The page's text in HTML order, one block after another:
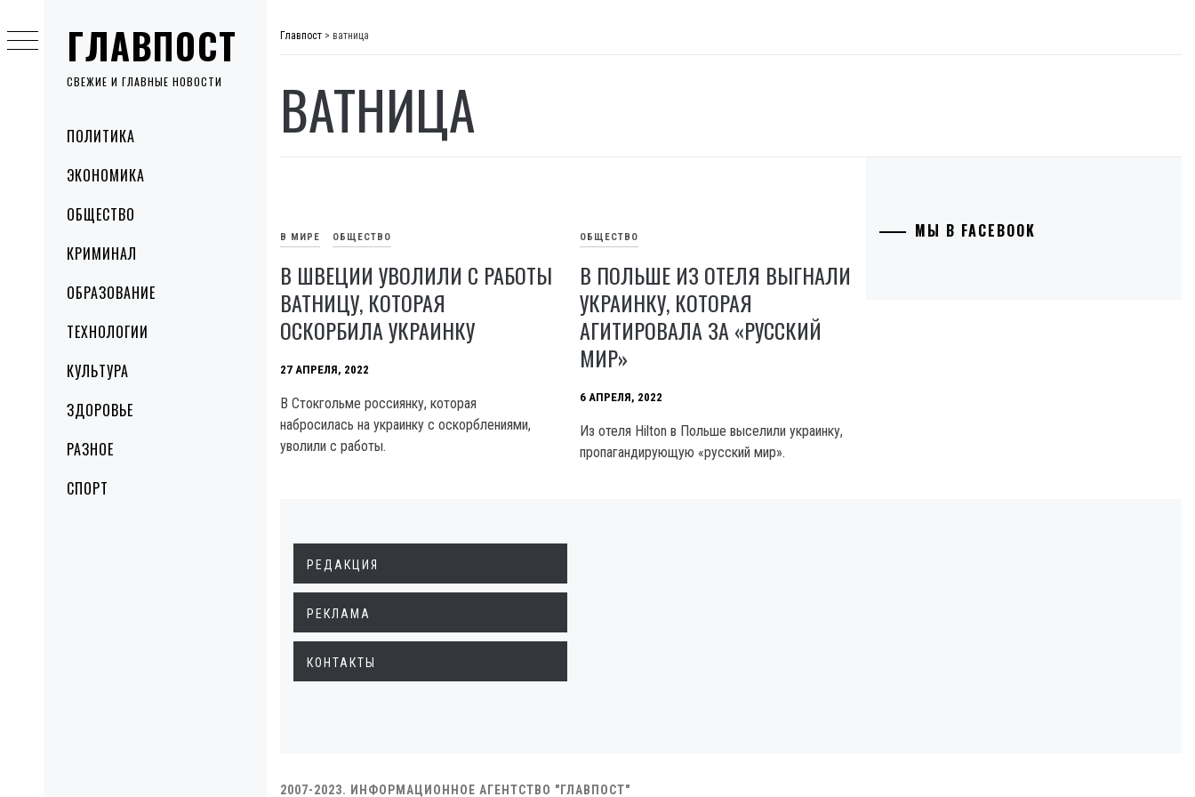
ГЛАВПОСТ
СВЕЖИЕ И ГЛАВНЫЕ НОВОСТИ
MenuПОЛИТИКА
ЭКОНОМИКА
ОБЩЕСТВО
КРИМИНАЛ
ОБРАЗОВАНИЕ
ТЕХНОЛОГИИ
КУЛЬТУРА
ЗДОРОВЬЕ
РАЗНОЕ
СПОРТ
to
content
Главпост > ватница
ВАТНИЦА
В МИРЕ ОБЩЕСТВО
В ШВЕЦИИ УВОЛИЛИ С РАБОТЫ
ВАТНИЦУ, КОТОРАЯ
ОСКОРБИЛА УКРАИНКУ
27 АПРЕЛЯ, 2022
В Стокгольме россиянку, которая
набросилась на украинку с оскорблениями,
уволили с работы.
ОБЩЕСТВО
В ПОЛЬШЕ ИЗ ОТЕЛЯ ВЫГНАЛИ
УКРАИНКУ, КОТОРАЯ
АГИТИРОВАЛА ЗА «РУССКИЙ
МИР»
6 АПРЕЛЯ, 2022
Из отеля Hilton в Польше выселили украинку,
пропагандирующую «русский мир».
МЫ В FACEBOOK
РЕДАКЦИЯ
РЕКЛАМА
КОНТАКТЫ
2007-2023. ИНФОРМАЦИОННОЕ АГЕНТСТВО "ГЛАВПОСТ"